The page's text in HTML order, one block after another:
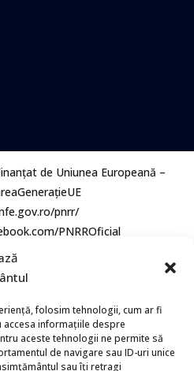
folosim tehnologii, cum ar fi
informațiile despre
aceste tehnologii ne permite să
de navigare sau ID-uri unice
sau îți retragi
de Uniunea Europeană –
pnrr/
PNRROficial
Toate Drepturile rezervate.